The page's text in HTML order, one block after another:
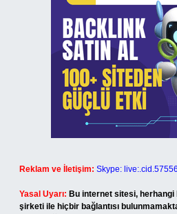
Reklam ve İletişim: Skype:
Yasal Uyarı: Bu internet sitesi,
şirketi ile hiçbir bağlantısı